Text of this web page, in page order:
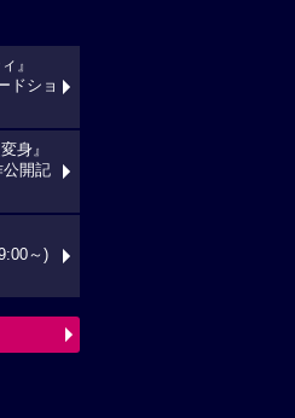
』
ドショ
身』
公開記
～)